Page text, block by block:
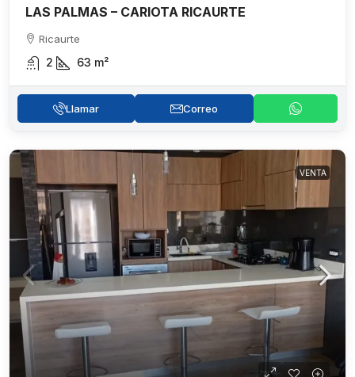
LAS PALMAS – CARIOTA RICAURTE
Ricaurte
2 63 m²
Llamar Correo
VENTA